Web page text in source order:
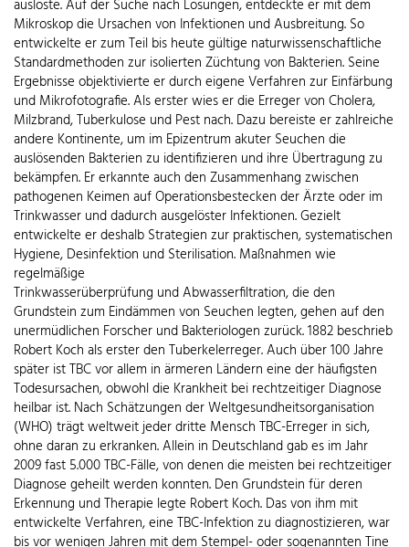
auslöste. Auf der Suche nach Lösungen, entdeckte er mit dem
Mikroskop die Ursachen von Infektionen und Ausbreitung. So
entwickelte er zum Teil bis heute gültige naturwissenschaftliche
Standardmethoden zur isolierten Züchtung von Bakterien. Seine
Ergebnisse objektivierte er durch eigene Verfahren zur Einfärbung
und Mikrofotografie. Als erster wies er die Erreger von Cholera,
Milzbrand, Tuberkulose und Pest nach. Dazu bereiste er zahlreiche
andere Kontinente, um im Epizentrum akuter Seuchen die
auslösenden Bakterien zu identifizieren und ihre Übertragung zu
bekämpfen. Er erkannte auch den Zusammenhang zwischen
pathogenen Keimen auf Operationsbestecken der Ärzte oder im
Trinkwasser und dadurch ausgelöster Infektionen. Gezielt
entwickelte er deshalb Strategien zur praktischen, systematischen
Hygiene, Desinfektion und Sterilisation. Maßnahmen wie
regelmäßige
Trinkwasserüberprüfung und Abwasserfiltration, die den
Grundstein zum Eindämmen von Seuchen legten, gehen auf den
unermüdlichen Forscher und Bakteriologen zurück. 1882 beschrieb
Robert Koch als erster den Tuberkelerreger. Auch über 100 Jahre
später ist TBC vor allem in ärmeren Ländern eine der häufigsten
Todesursachen, obwohl die Krankheit bei rechtzeitiger Diagnose
heilbar ist. Nach Schätzungen der Weltgesundheitsorganisation
(WHO) trägt weltweit jeder dritte Mensch TBC-Erreger in sich,
ohne daran zu erkranken. Allein in Deutschland gab es im Jahr
2009 fast 5.000 TBC-Fälle, von denen die meisten bei rechtzeitiger
Diagnose geheilt werden konnten. Den Grundstein für deren
Erkennung und Therapie legte Robert Koch. Das von ihm mit
entwickelte Verfahren, eine TBC-Infektion zu diagnostizieren, war
bis vor wenigen Jahren mit dem Stempel- oder sogenannten Tine